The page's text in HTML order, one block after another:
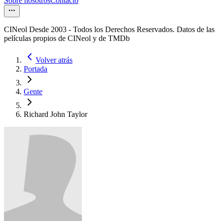
CINeol Desde 2003 - Todos los Derechos Reservados. Datos de las
películas propios de CINeol y de TMDb
Volver atrás
Portada
Gente
Richard John Taylor